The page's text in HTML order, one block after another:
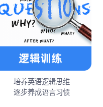
培养英语逻辑思维
逐步养成语言习惯